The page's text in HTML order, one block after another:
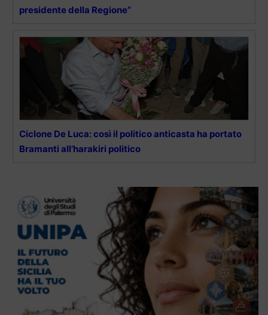
presidente della Regione”
Ciclone De Luca: così il politico anticasta ha portato
Bramanti all’harakiri politico